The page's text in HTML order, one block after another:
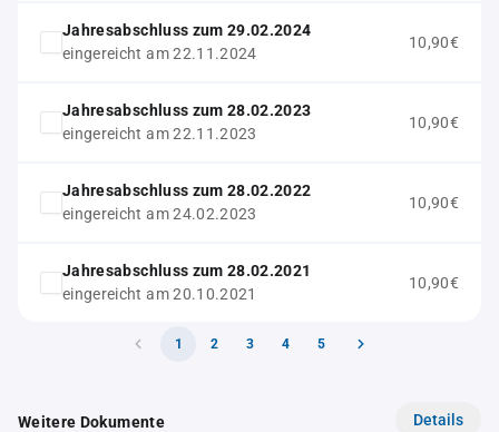
Jahresabschluss zum 29.02.2024
eingereicht am 22.11.2024
10,90€
Jahresabschluss zum 28.02.2023
eingereicht am 22.11.2023
10,90€
Jahresabschluss zum 28.02.2022
eingereicht am 24.02.2023
10,90€
Jahresabschluss zum 28.02.2021
eingereicht am 20.10.2021
10,90€
1 2 3 4 5
Weitere Dokumente Details